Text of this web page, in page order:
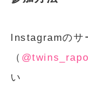
Instagramのサ
（
い